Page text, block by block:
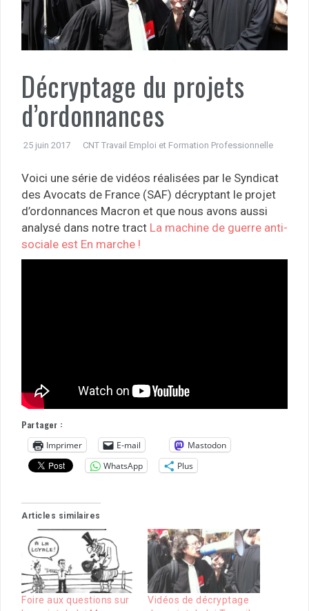
Décryptage du projets
d’ordonnances
25 juin 2017 CNT Travail Emploi et Formation Professionnelle
Voici une série de vidéos réalisées par le Syndicat
des Avocats de France (SAF) décryptant le projet
d’ordonnances Macron et que nous avons aussi
analysé dans notre tract La machine de guerre anti-
sociale est En marche !
Partager :
Imprimer
E-mail
Mastodon
WhatsApp
Plus
Articles similaires
Foire aux questions sur
Vidéos de décryptage